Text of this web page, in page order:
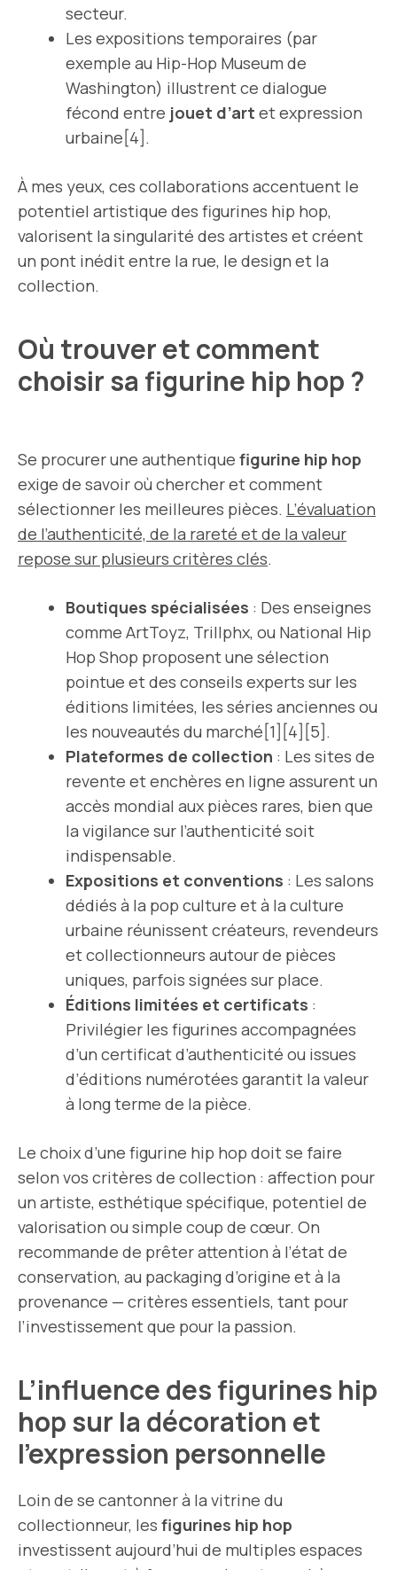
secteur.
Les expositions temporaires (par
exemple au Hip-Hop Museum de
Washington) illustrent ce dialogue
fécond entre jouet d’art et expression
urbaine[4].
À mes yeux, ces collaborations accentuent le
potentiel artistique des figurines hip hop,
valorisent la singularité des artistes et créent
un pont inédit entre la rue, le design et la
collection.
Où trouver et comment
choisir sa figurine hip hop ?
Se procurer une authentique figurine hip hop
exige de savoir où chercher et comment
sélectionner les meilleures pièces. L’évaluation
de l’authenticité, de la rareté et de la valeur
repose sur plusieurs critères clés.
Boutiques spécialisées : Des enseignes
comme ArtToyz, Trillphx, ou National Hip
Hop Shop proposent une sélection
pointue et des conseils experts sur les
éditions limitées, les séries anciennes ou
les nouveautés du marché[1][4][5].
Plateformes de collection : Les sites de
revente et enchères en ligne assurent un
accès mondial aux pièces rares, bien que
la vigilance sur l’authenticité soit
indispensable.
Expositions et conventions : Les salons
dédiés à la pop culture et à la culture
urbaine réunissent créateurs, revendeurs
et collectionneurs autour de pièces
uniques, parfois signées sur place.
Éditions limitées et certificats :
Privilégier les figurines accompagnées
d’un certificat d’authenticité ou issues
d’éditions numérotées garantit la valeur
à long terme de la pièce.
Le choix d’une figurine hip hop doit se faire
selon vos critères de collection : affection pour
un artiste, esthétique spécifique, potentiel de
valorisation ou simple coup de cœur. On
recommande de prêter attention à l’état de
conservation, au packaging d’origine et à la
provenance — critères essentiels, tant pour
l’investissement que pour la passion.
L’influence des figurines hip
hop sur la décoration et
l’expression personnelle
Loin de se cantonner à la vitrine du
collectionneur, les figurines hip hop
investissent aujourd’hui de multiples espaces